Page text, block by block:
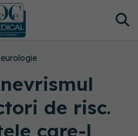
de risc.
care-l